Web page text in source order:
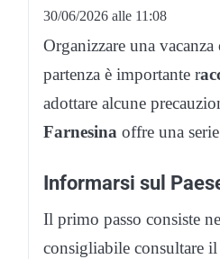
30/06/2026 alle 11:08
Organizzare una
partenza è importante r
adottare alcune
Farnesina offre una
Informarsi sul
Il primo passo consiste
consigliabile consultare